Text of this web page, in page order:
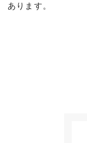
あります。